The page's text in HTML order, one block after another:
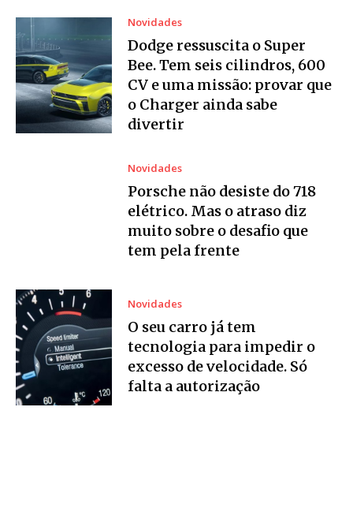
Novidades
Dodge ressuscita o Super
Bee. Tem seis cilindros, 600
CV e uma missão: provar que
o Charger ainda sabe
divertir
Novidades
Porsche não desiste do 718
elétrico. Mas o atraso diz
muito sobre o desafio que
tem pela frente
Novidades
O seu carro já tem
tecnologia para impedir o
excesso de velocidade. Só
falta a autorização